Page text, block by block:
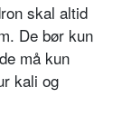
skal altid
De bør kun
må kun
kali og